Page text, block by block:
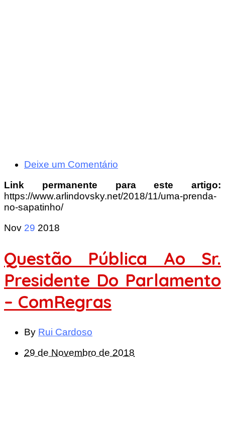
Deixe um Comentário
Link permanente para este artigo:
https://www.arlindovsky.net/2018/11/uma-prenda-
no-sapatinho/
Nov 29 2018
Questão Pública Ao Sr.
Presidente Do Parlamento
– ComRegras
By Rui Cardoso
29 de Novembro de 2018